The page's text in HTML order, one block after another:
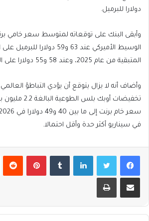
دولارا للبرميل.
وأبقى البنك على توقعاته لمتوسط سعر خامي
الوسيط الأميركي عند 63 و59
المتبقية من عام 2025، وعند 58 و55 دولارا على التوالي في 2026.
وأضاف أنه لا يزال يتوقع أن يؤدي التباطؤ
تخفيضات أوبك
في سيناريو أكثر حدة وأقل احتمالا.
فيسبوكتويتر لينكدإن بينتيريست
مشاركة عبر البريد طباعة